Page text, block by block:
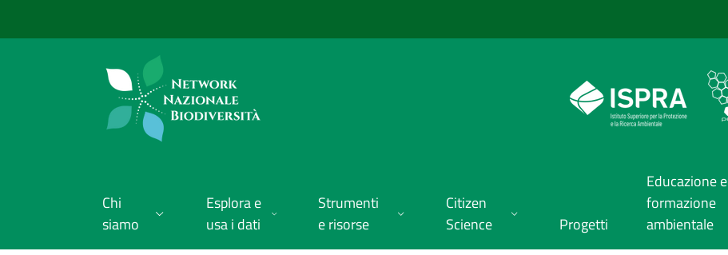
Chi
siamo
Esplora e
usa i dati
Strumenti
e risorse
Citizen
Science
Progetti
Educazione e
formazione
ambientale